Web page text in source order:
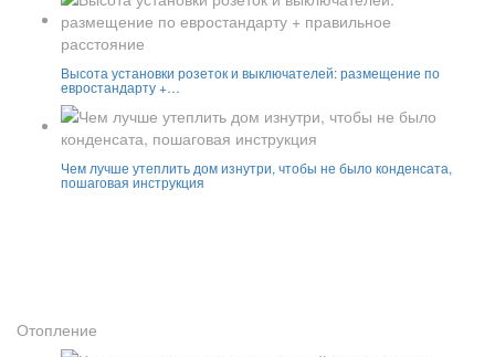
Высота установки розеток и выключателей: размещение по
евростандарту +…
Чем лучше утеплить дом изнутри, чтобы не было конденсата,
пошаговая инструкция
Отопление